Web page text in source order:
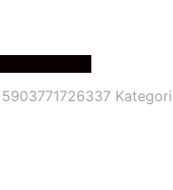
5903771726337